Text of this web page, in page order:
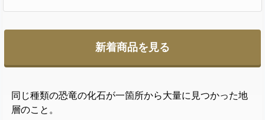
新着商品を見る
同じ種類の恐竜の化石が一箇所から大量に見つかった地
層のこと。